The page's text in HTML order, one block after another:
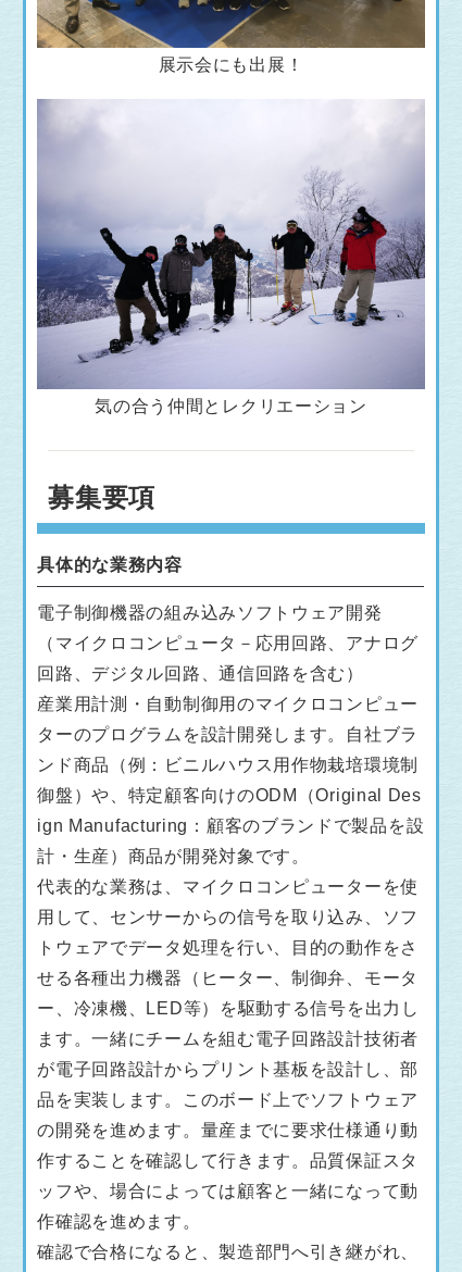
展示会にも出展！
気の合う仲間とレクリエーション
募集要項
具体的な業務内容
電子制御機器の組み込みソフトウェア開発
（マイクロコンピュータ－応用回路、アナログ
回路、デジタル回路、通信回路を含む）
産業用計測・自動制御用のマイクロコンピュー
ターのプログラムを設計開発します。自社ブラ
ンド商品（例：ビニルハウス用作物栽培環境制
御盤）や、特定顧客向けのODM（Original Des
ign Manufacturing：顧客のブランドで製品を設
計・生産）商品が開発対象です。
代表的な業務は、マイクロコンピューターを使
用して、センサーからの信号を取り込み、ソフ
トウェアでデータ処理を行い、目的の動作をさ
せる各種出力機器（ヒーター、制御弁、モータ
ー、冷凍機、LED等）を駆動する信号を出力し
ます。一緒にチームを組む電子回路設計技術者
が電子回路設計からプリント基板を設計し、部
品を実装します。このボード上でソフトウェア
の開発を進めます。量産までに要求仕様通り動
作することを確認して行きます。品質保証スタ
ッフや、場合によっては顧客と一緒になって動
作確認を進めます。
確認で合格になると、製造部門へ引き継がれ、